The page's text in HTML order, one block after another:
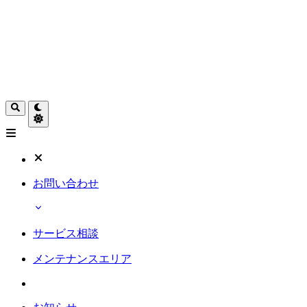
お問い合わせ
サービス相談
メンテナンスエリア